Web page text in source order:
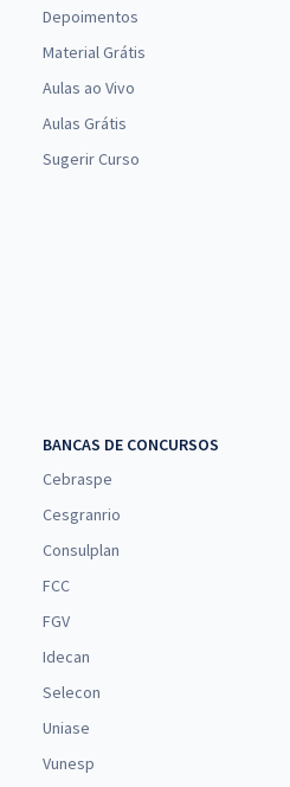
Depoimentos
Material Grátis
Aulas ao Vivo
Aulas Grátis
Sugerir Curso
BANCAS DE CONCURSOS
Cebraspe
Cesgranrio
Consulplan
FCC
FGV
Idecan
Selecon
Uniase
Vunesp